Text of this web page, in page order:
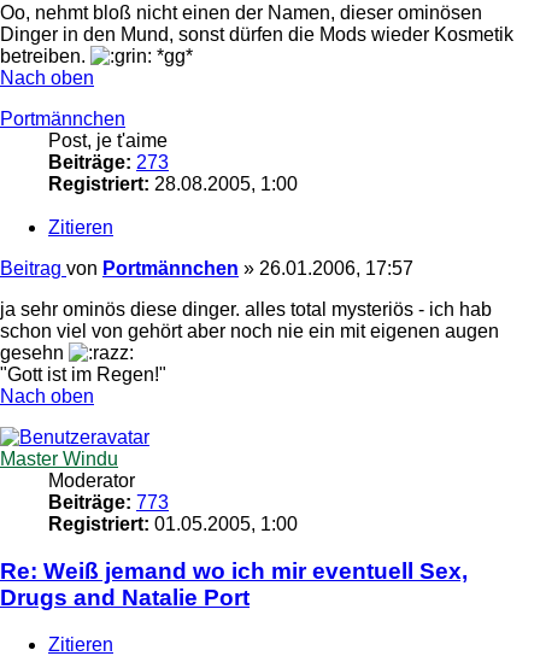
Oo, nehmt bloß nicht einen der Namen, dieser ominösen
Dinger in den Mund, sonst dürfen die Mods wieder Kosmetik
betreiben.
*gg*
Nach oben
Portmännchen
Post, je t'aime
Beiträge: 273
Registriert: 28.08.2005, 1:00
Zitieren
Beitrag von Portmännchen » 26.01.2006, 17:57
ja sehr ominös diese dinger. alles total mysteriös - ich hab
schon viel von gehört aber noch nie ein mit eigenen augen
gesehn
"Gott ist im Regen!"
Nach oben
Master Windu
Moderator
Beiträge: 773
Registriert: 01.05.2005, 1:00
Re: Weiß jemand wo ich mir eventuell Sex,
Drugs and Natalie Port
Zitieren